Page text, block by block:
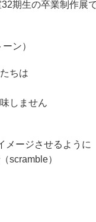
期生の卒業制作展で
ン）
ちは
しません
メージさせるように
scramble）